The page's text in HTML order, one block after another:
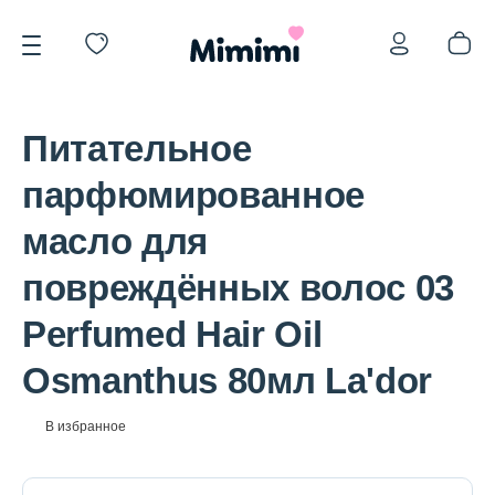
*OVERSTOCK -30%
Уход за лицом
Волосы
Питательное
парфюмированное
масло для
повреждённых волос 03
Perfumed Hair Oil
Osmanthus 80мл La'dor
В избранное